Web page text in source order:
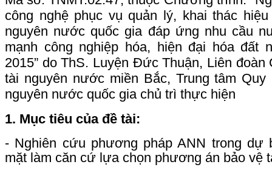
công nghệ phục vụ quản lý, khai thác
nguyên nước quốc gia đáp ứng nhu cầu
mạnh công nghiệp hóa, hiện đại hóa đất
2015” do ThS. Luyện Đức Thuận, Liên đoàn
tài nguyên nước miền Bắc, Trung tâm
nguyên nước quốc gia chủ trì thực hiện
1. Mục tiêu của đề tài:
- Nghiên cứu phương pháp ANN trong dự
mặt làm căn cứ lựa chọn phương án bảo vệ